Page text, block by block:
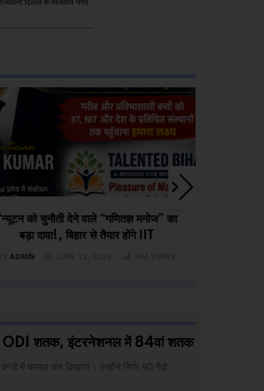
दिल्ली के मालवीय नगर
को चुनौती देने वाले “गणितज्ञ मनोज” का
बड़ा दावा!, बिहार से तैयार होंगे IIT
ADMIN
ODI शतक, इंटरनेशनल में 84वां शतक
में कमाल कर दिखाया। उन्होंने सिर्फ 90 गेंदों.